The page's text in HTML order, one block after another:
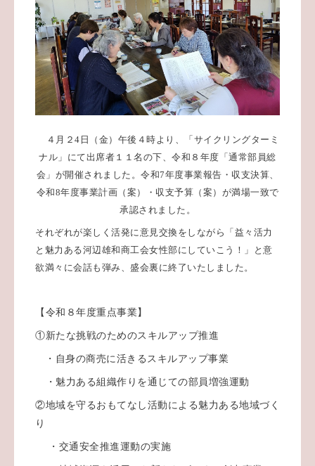
４月２ 4 日（金）午後４時より、「サイクリングターミ
ナル」にて出席者１１名の下、令和８年度「通常部員総
会」が開催されました。令和7年度事業報告・収支決算、
令和8年度事業計画（案）・収支予算（案）が満場一致で
承認されました。
それぞれが楽しく活発に意見交換をしながら「益々活力
と魅力ある河辺雄和商工会女性部にしていこう！」と意
欲満々に会話も弾み、盛会裏に終了いたしました。
【令和８年度重点事業】
①新たな挑戦のためのスキルアップ推進
・自身の商売に活きるスキルアップ事業
・魅力ある組織作りを通じての部員増強運動
②地域を守るおもてなし活動による魅力ある地域づく
り
・交通安全推進運動の実施